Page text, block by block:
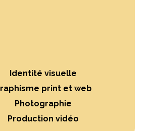
Identité visuelle
print et web
Photographie
Production vidéo